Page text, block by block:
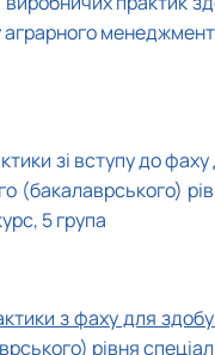
аграрного
зі вступу до фаху
(бакалаврського)
5 група
з фаху для
рівня